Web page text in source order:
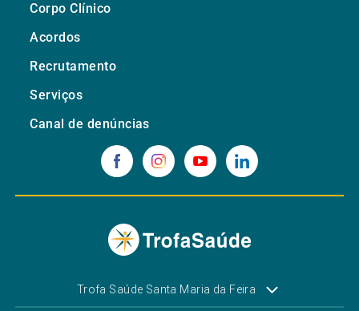
Corpo Clínico
Acordos
Recrutamento
Serviços
Canal de denúncias
Trofa Saúde Santa Maria da Feira